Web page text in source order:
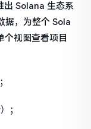
出 Solana 生态系
据，为整个 Sola
个视图查看项目
；